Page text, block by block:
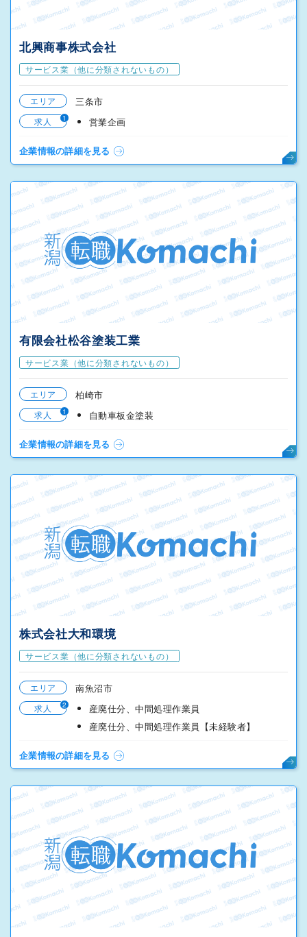
北興商事株式会社
サービス業（他に分類されないもの）
エリア 三条市
求人 1 営業企画
企業情報の詳細を見る
有限会社松谷塗装工業
サービス業（他に分類されないもの）
エリア 柏崎市
求人 1 自動車板金塗装
企業情報の詳細を見る
株式会社大和環境
サービス業（他に分類されないもの）
エリア 南魚沼市
求人 2
産廃仕分、中間処理作業員
産廃仕分、中間処理作業員【未経験者】
企業情報の詳細を見る